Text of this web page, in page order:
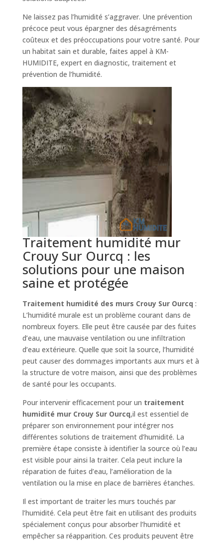
Ne laissez pas l’humidité s’aggraver. Une prévention
précoce peut vous épargner des désagréments
coûteux et des préoccupations pour votre santé. Pour
un habitat sain et durable, faites appel à KM-
HUMIDITE, expert en diagnostic, traitement et
prévention de l’humidité.
Traitement humidité mur
Crouy Sur Ourcq : les
solutions pour une maison
saine et protégée
Traitement humidité des murs Crouy Sur Ourcq :
L’humidité murale est un problème courant dans de
nombreux foyers. Elle peut être causée par des fuites
d’eau, une mauvaise ventilation ou une infiltration
d’eau extérieure. Quelle que soit la source, l’humidité
peut causer des dommages importants aux murs et à
la structure de votre maison, ainsi que des problèmes
de santé pour les occupants.
Pour intervenir efficacement pour un traitement
humidité mur Crouy Sur Ourcq,il est essentiel de
préparer son environnement pour intégrer nos
différentes solutions de traitement d’humidité. La
première étape consiste à identifier la source où l’eau
est visible pour ainsi la traiter. Cela peut inclure la
réparation de fuites d’eau, l’amélioration de la
ventilation ou la mise en place de barrières étanches.
Il est important de traiter les murs touchés par
l’humidité. Cela peut être fait en utilisant des produits
spécialement conçus pour absorber l’humidité et
empêcher sa réapparition. Ces produits peuvent être